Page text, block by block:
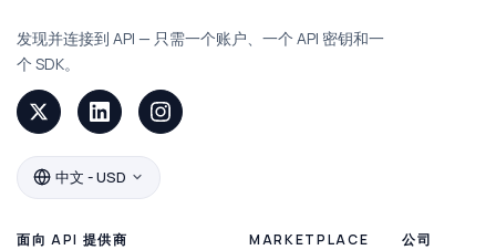
发现并连接到 API — 只需一个账户、一个 API 密钥和一
个 SDK。
中文 - USD
面向 API 提供商 MARKETPLACE 公司